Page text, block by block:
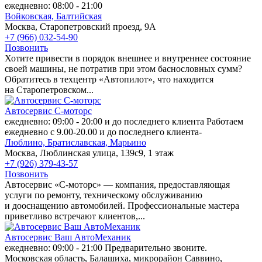
ежедневно: 08:00 - 21:00
Войковская, Балтийская
Москва, Старопетровский проезд, 9А
+7 (966) 032-54-90
Позвонить
Хотите привести в порядок внешнее и внутреннее состояние
своей машины, не потратив при этом баснословных сумм?
Обратитесь в техцентр «Автопилот», что находится
на Старопетровском...
Автосервис С-моторс
ежедневно: 09:00 - 20:00 и до последнего клиента Работаем
ежедневно с 9.00-20.00 и до последнего клиента-
Люблино, Братиславская, Марьино
Москва, Люблинская улица, 139с9, 1 этаж
+7 (926) 379-43-57
Позвонить
Автосервис «С-моторс» — компания, предоставляющая
услуги по ремонту, техническому обслуживанию
и дооснащению автомобилей. Профессиональные мастера
приветливо встречают клиентов,...
Автосервис Ваш АвтоМеханик
ежедневно: 09:00 - 21:00 Предварительно звоните.
Московская область, Балашиха, микрорайон Саввино,